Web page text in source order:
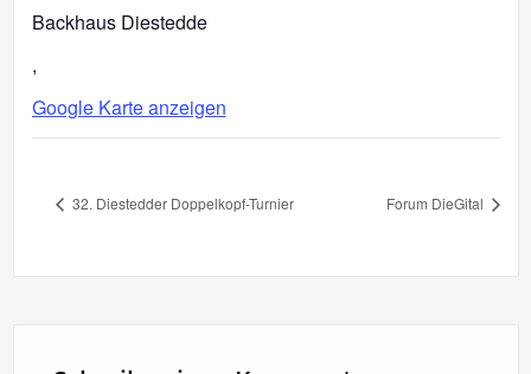
Backhaus Diestedde
,
Google Karte anzeigen
32. Diestedder Doppelkopf-Turnier Forum DieGital